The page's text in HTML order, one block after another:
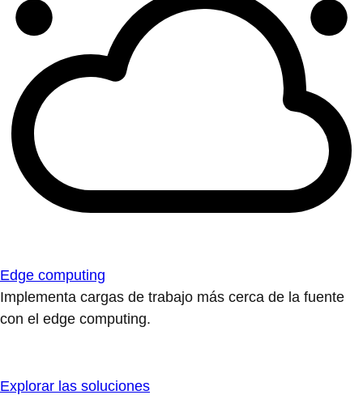
Edge computing
Implementa cargas de trabajo más cerca de la fuente
con el edge computing.
Explorar las soluciones